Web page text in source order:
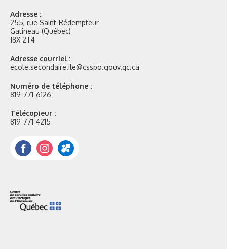
Adresse :
255, rue Saint-Rédempteur
Gatineau (Québec)
J8X 2T4
Adresse courriel :
ecole.secondaire.ile@csspo.gouv.qc.ca
Numéro de téléphone :
819-771-6126
Télécopieur :
819-771-4215
FacebookInstagram
Portail
Mozaik